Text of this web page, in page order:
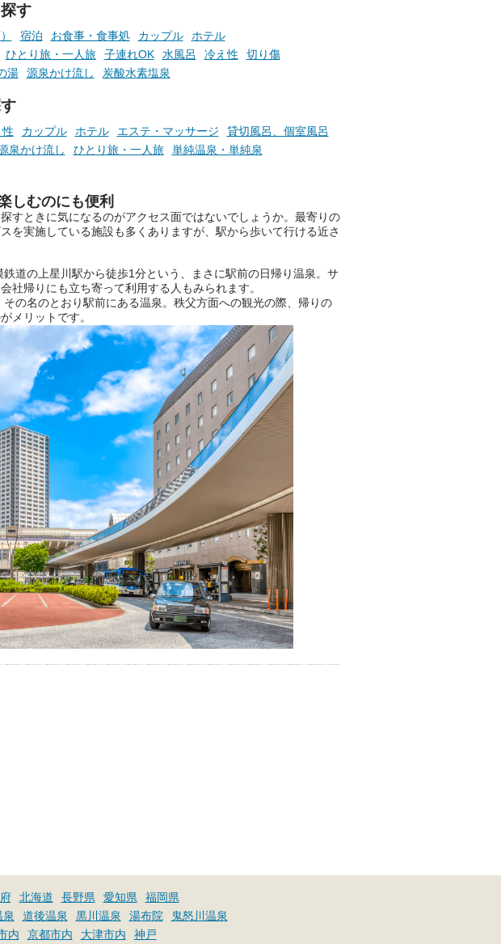
らこそ向き合える、大切な自分
の本音。
とができるサービスです。
おふろパス会員様なら、この特
別なひとときを「毎月10分無
料」でご利用いただけます。
お湯で体がほぐれたら、次は占
い師さんとお話しして、心もほ
ぐしてみませんか？
す
宿泊 お食事・食事処 カップル
ホテル
ひとり旅・一人旅 子連れOK 水風呂 冷え性
切り傷
湯 源泉かけ流し 炭酸水素塩泉
カップル ホテル エステ・マッサージ
貸切風呂、個室風呂
泉かけ流し ひとり旅・一人旅
単純温泉・単純泉
しむのにも便利
すときに気になるのがアクセス面ではないでしょうか。最寄りの
を実施している施設も多くありますが、駅から歩いて行ける近さ
鉄道の上星川駅から徒歩1分という、まさに駅前の日帰り温泉。サ
社帰りにも立ち寄って利用する人もみられます。
その名のとおり駅前にある温泉。秩父方面への観光の際、帰りの
メリットです。
北海道 長野県 愛知県
福岡県
道後温泉 黒川温泉 湯布院
鬼怒川温泉
内 京都市内 大津市内 神戸